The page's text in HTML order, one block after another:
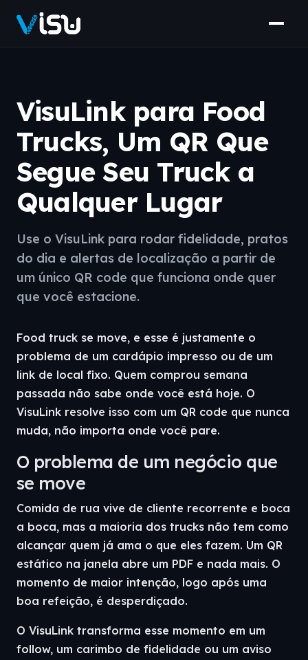
VisuLink para Food
Trucks, Um QR Que
Segue Seu Truck a
Qualquer Lugar
Use o VisuLink para rodar fidelidade, pratos
do dia e alertas de localização a partir de
um único QR code que funciona onde quer
que você estacione.
Food truck se move, e esse é justamente o
problema de um cardápio impresso ou de um
link de local fixo. Quem comprou semana
passada não sabe onde você está hoje. O
VisuLink resolve isso com um QR code que nunca
muda, não importa onde você pare.
O problema de um negócio que
se move
Comida de rua vive de cliente recorrente e boca
a boca, mas a maioria dos trucks não tem como
alcançar quem já ama o que eles fazem. Um QR
estático na janela abre um PDF e nada mais. O
momento de maior intenção, logo após uma
boa refeição, é desperdiçado.
O VisuLink transforma esse momento em um
follow, um carimbo de fidelidade ou um aviso